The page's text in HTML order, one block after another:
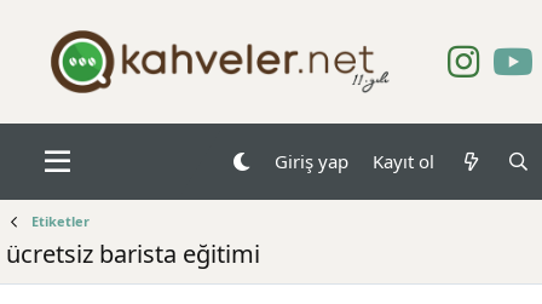
Giriş yap Kayıt ol
Etiketler
ücretsiz barista eğitimi